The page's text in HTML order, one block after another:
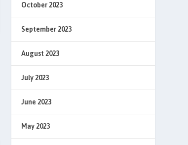
October 2023
September 2023
August 2023
July 2023
June 2023
May 2023